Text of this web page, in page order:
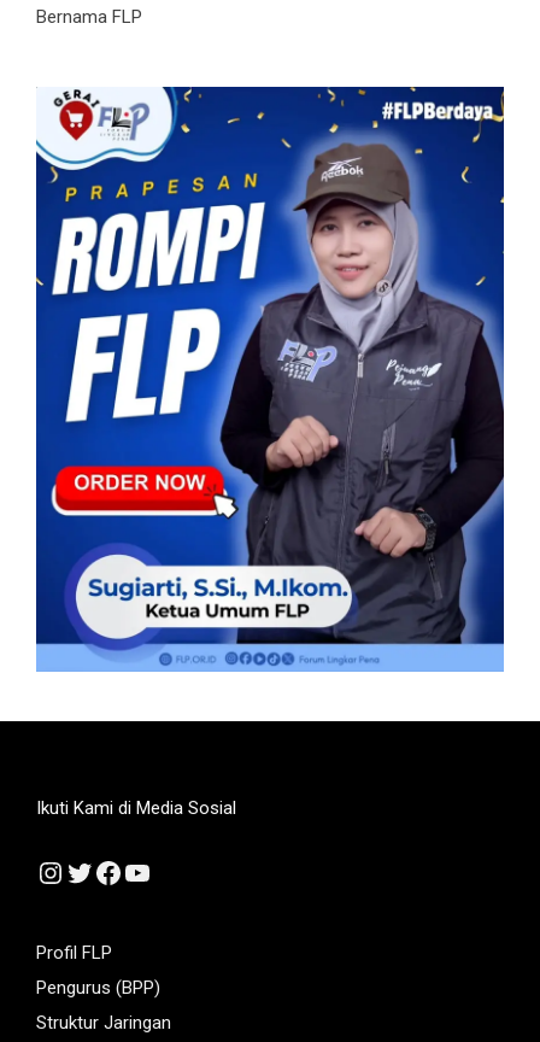
Bernama FLP
Ikuti Kami di Media Sosial
Instagram
Twitter
Facebook
YouTube
Profil FLP
Pengurus (BPP)
Struktur Jaringan